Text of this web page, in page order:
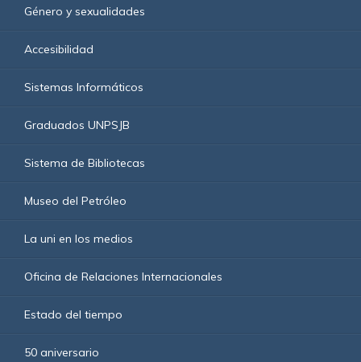
Género y sexualidades
Accesibilidad
Sistemas Informáticos
Graduados UNPSJB
Sistema de Bibliotecas
Museo del Petróleo
La uni en los medios
Oficina de Relaciones Internacionales
Estado del tiempo
50 aniversario